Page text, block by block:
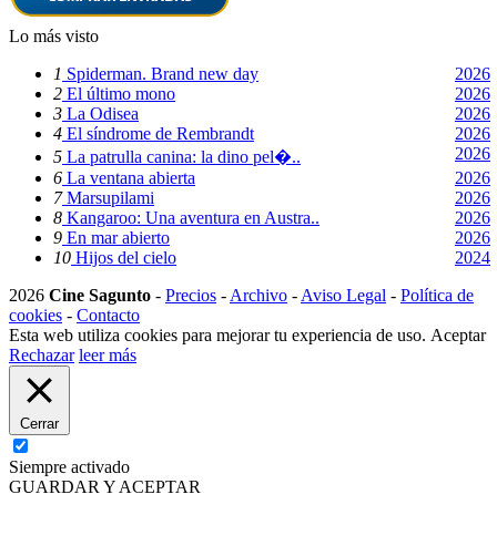
Lo más visto
1 Spiderman. Brand new day
2026
2 El último mono
2026
3 La Odisea
2026
4 El síndrome de Rembrandt
2026
5 La patrulla canina: la dino pel�..
2026
6 La ventana abierta
2026
7Marsupilami
2026
8 Kangaroo: Una aventura en Austra..
2026
9 En mar abierto
2026
10 Hijos del cielo
2024
2026 Cine Sagunto - Precios - Archivo - Aviso Legal - Política de
cookies - Contacto
Esta web utiliza cookies para mejorar tu experiencia de uso. Aceptar
Rechazar leer más
Cerrar
Siempre activado
GUARDAR Y ACEPTAR